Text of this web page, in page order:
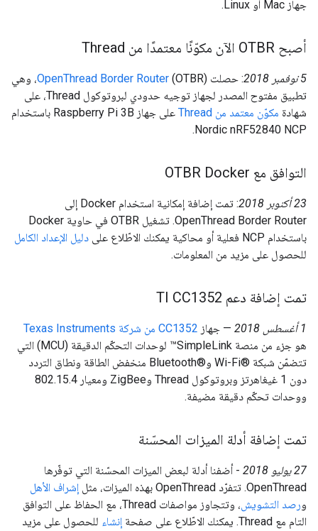
جهاز Mac أو Linux.
أصبح OTBR الآن مكوّنًا معتمدًا من Thread
‫5 نوفمبر 2018 : حصلت OpenThread Border Router(OTBR)، وهي
تطبيق مفتوح المصدر لجهاز توجيه حدودي لبروتوكول Thread، على
شهادة مكوّن معتمد من Thread
على جهاز Raspberry Pi 3B باستخدام
Nordic nRF52840 NCP.
التوافق مع OTBR Docker
‫23 أكتوبر 2018
: تمت إضافة إمكانية استخدام Docker إلى
OpenThread Border Router. تشغيل OTBR في حاوية Docker
باستخدام NCP فعلية أو محاكية يمكنك الاطّلاع على
دليل الإعداد الكامل
للحصول على مزيد من المعلومات.
تمت إضافة دعم TI CC1352
1 أغسطس 2018 — جهاز CC1352 من شركة Texas Instruments
هو جزء من منصة SimpleLink™ لوحدات التحكّم الدقيقة (MCU) التي
تتضمّن شبكة Wi-Fi®‎ وBluetooth®‎ منخفض الطاقة ونطاق التردد
دون 1 غيغاهرتز وبروتوكول Thread وZigBee ومعيار 802.15.4
ووحدات تحكّم دقيقة مضيفة.
تمت إضافة أدلة الميزات المحسّنة
‫27 يوليو 2018
- أضفنا أدلة لبعض الميزات المحسّنة التي توفّرها
OpenThread. تتفرّد OpenThread بهذه الميزات، مثل
إشراف الأهل
ورصد التشويش
، وتتجاوز مواصفات Thread، مع الحفاظ على التوافق
التام مع Thread. يمكنك الاطّلاع على صفحة
إنشاء للحصول على مزيد